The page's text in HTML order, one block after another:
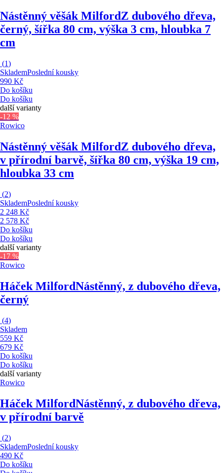
Nástěnný věšák MilfordZ dubového dřeva,
černý, šířka 80 cm, výška 3 cm, hloubka 7
cm
(1)
SklademPoslední kousky
990 Kč
Do košíku
Do košíku
další varianty
-12 %
Rowico
Nástěnný věšák MilfordZ dubového dřeva,
v přírodní barvě, šířka 80 cm, výška 19 cm,
hloubka 33 cm
(2)
SklademPoslední kousky
2 248 Kč
2 578 Kč
Do košíku
Do košíku
další varianty
-17 %
Rowico
Háček MilfordNástěnný, z dubového dřeva,
černý
(4)
Skladem
559 Kč
679 Kč
Do košíku
Do košíku
další varianty
Rowico
Háček MilfordNástěnný, z dubového dřeva,
v přírodní barvě
(2)
SklademPoslední kousky
490 Kč
Do košíku